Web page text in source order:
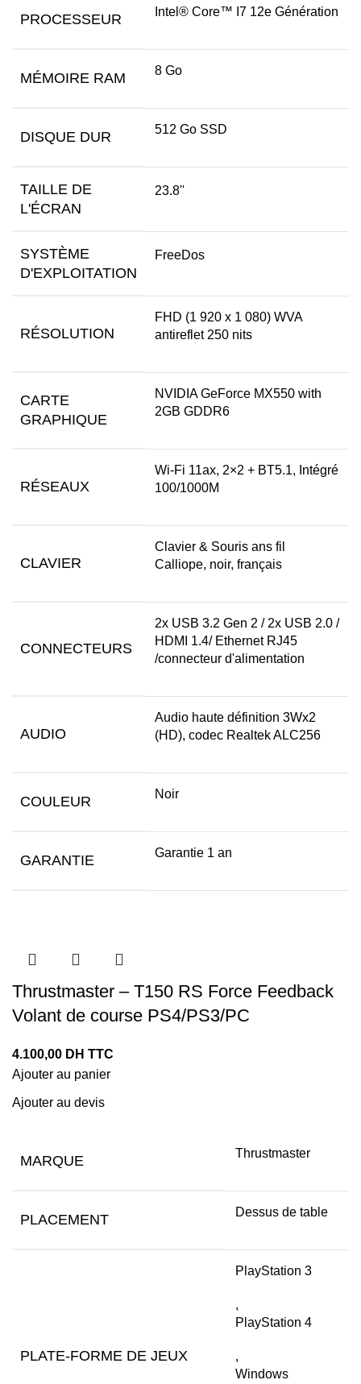
PROCESSEUR Intel® Core™ I7 12e Génération
MÉMOIRE RAM 8 Go
DISQUE DUR 512 Go SSD
TAILLE DE
L'ÉCRAN
23.8''
SYSTÈME
D'EXPLOITATION
FreeDos
RÉSOLUTION
FHD (1 920 x 1 080) WVA
antireflet 250 nits
CARTE
GRAPHIQUE
NVIDIA GeForce MX550 with
2GB GDDR6
RÉSEAUX
Wi-Fi 11ax, 2×2 + BT5.1, Intégré
100/1000M
CLAVIER
Clavier & Souris ans fil
Calliope, noir, français
CONNECTEURS
2x USB 3.2 Gen 2 / 2x USB 2.0 /
HDMI 1.4/ Ethernet RJ45
/connecteur d'alimentation
AUDIO
Audio haute définition 3Wx2
(HD), codec Realtek ALC256
COULEUR Noir
GARANTIE Garantie 1 an
Thrustmaster – T150 RS Force Feedback
Volant de course PS4/PS3/PC
4.100,00 DH TTC
Ajouter au panier
Ajouter au devis
MARQUE Thrustmaster
PLACEMENT Dessus de table
PLATE-FORME DE JEUX
PlayStation 3
,
PlayStation 4
,
Windows